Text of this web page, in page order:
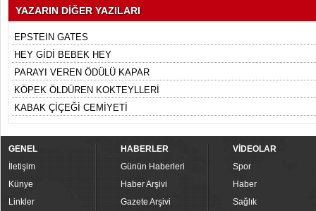
YAZARIN DİĞER YAZILARI
EPSTEIN GATES
HEY GİDİ BEBEK HEY
PARAYI VEREN ÖDÜLÜ KAPAR
KÖPEK ÖLDÜREN KOKTEYLLERİ
KABAK ÇİÇEĞİ CEMİYETİ
GENEL
İletişim
Künye
Linkler
HABERLER
Günün Haberleri
Haber Arşivi
Gazete Arşivi
VİDEOLAR
Spor
Haber
Sağlık